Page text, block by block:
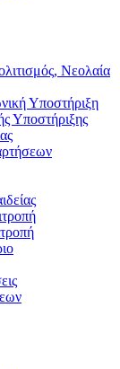
Νεολαία
Υποστήριξη
Υποστήριξης